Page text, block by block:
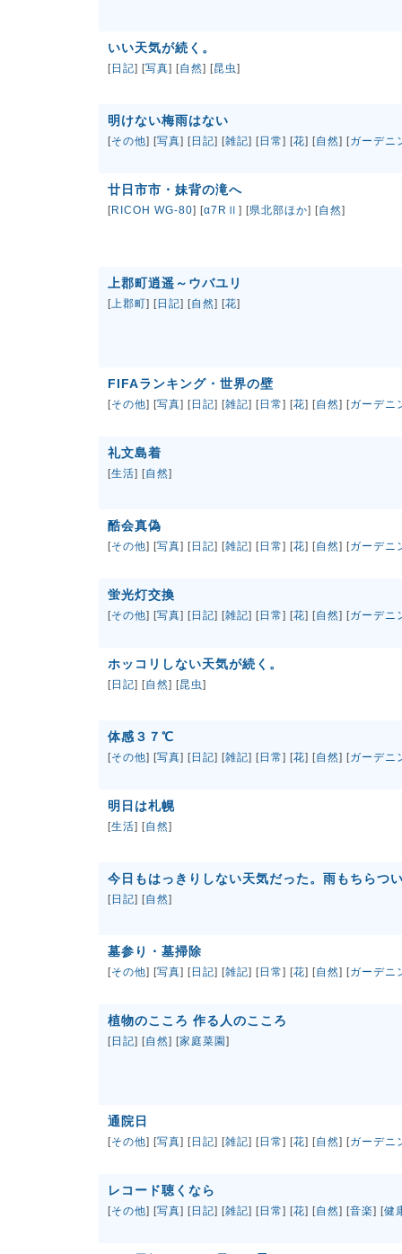
いい天気が続く。
[日記] [写真] [自然] [昆虫]
明けない梅雨はない
[その他] [写真] [日記] [雑記] [日常] [花] [自然] [ガーデニ
廿日市市・妹背の滝へ
[RICOH WG-80] [α7RⅡ ] [県北部ほか] [自然]
上郡町逍遥～ウバユリ
[上郡町] [日記] [自然] [花]
FIFAランキング・世界の壁
[その他] [写真] [日記] [雑記] [日常] [花] [自然] [ガーデニ
礼文島着
[生活] [自然]
酷会真偽
[その他] [写真] [日記] [雑記] [日常] [花] [自然] [ガーデニ
蛍光灯交換
[その他] [写真] [日記] [雑記] [日常] [花] [自然] [ガーデニ
ホッコリしない天気が続く。
[日記] [自然] [昆虫]
体感３７℃
[その他] [写真] [日記] [雑記] [日常] [花] [自然] [ガーデニ
明日は札幌
[生活] [自然]
今日もはっきりしない天気だった。雨もちらつ
[日記] [自然]
墓参り・墓掃除
[その他] [写真] [日記] [雑記] [日常] [花] [自然] [ガーデニ
植物のこころ 作る人のこころ
[日記] [自然] [家庭菜園 ]
通院日
[その他] [写真] [日記] [雑記] [日常] [花] [自然] [ガーデニ
レコード聴くなら
[その他] [写真] [日記] [雑記] [日常] [花] [自然] [音楽] [健